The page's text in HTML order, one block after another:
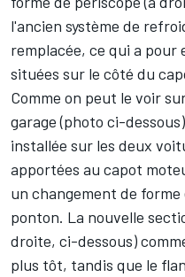
l'ancien système de
remplacée, ce qui a pour
situées sur le côté du
Comme on peut le voir
garage (photo ci-
installée sur les deux
apportées au capot
un changement de
ponton. La nouvelle
droite, ci-dessous)
plus tôt, tandis que le